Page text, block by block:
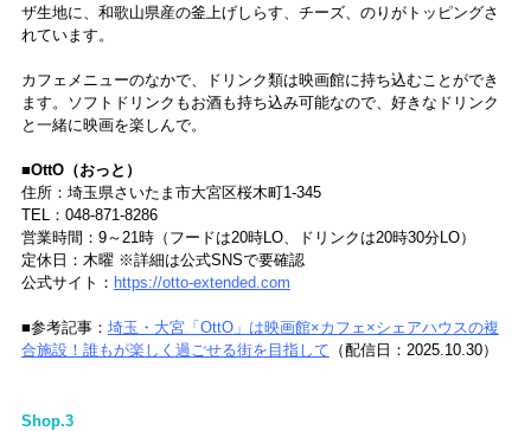
ザ生地に、和歌山県産の釜上げしらす、チーズ、のりがトッピングさ
れています。
カフェメニューのなかで、ドリンク類は映画館に持ち込むことができ
ます。ソフトドリンクもお酒も持ち込み可能なので、好きなドリンク
と一緒に映画を楽しんで。
■OttO（おっと）
住所：埼玉県さいたま市大宮区桜木町1-345
TEL：048-871-8286
営業時間：9～21時（フードは20時LO、ドリンクは20時30分LO）
定休日：木曜 ※詳細は公式SNSで要確認
公式サイト： https://otto-extended.com
■参考記事： 埼玉・大宮「OttO」は映画館×カフェ×シェアハウスの複
合施設！誰もが楽しく過ごせる街を目指して （配信日：2025.10.30）
Shop.3